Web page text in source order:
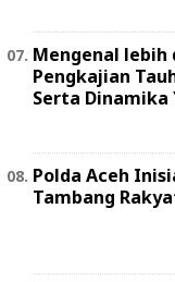
Mengenal
Pengkajian
Serta Dinamika
Polda Aceh
Tambang